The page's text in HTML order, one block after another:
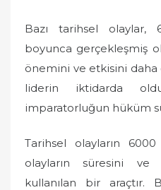
Bazı tarihsel
boyunca gerçekleşmiş
önemini ve etkisini
liderin iktidarda
imparatorluğun hüküm
Tarihsel olayların
olayların süresini
kullanılan bir araçtır.